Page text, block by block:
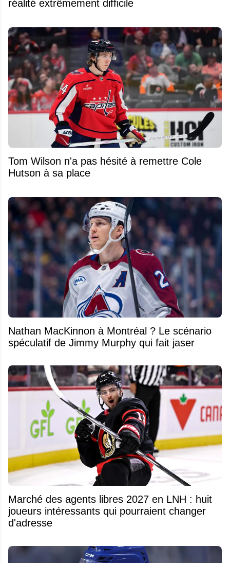
réalité extrêmement difficile
Tom Wilson n'a pas hésité à remettre Cole
Hutson à sa place
Nathan MacKinnon à Montréal ? Le scénario
spéculatif de Jimmy Murphy qui fait jaser
Marché des agents libres 2027 en LNH : huit
joueurs intéressants qui pourraient changer
d'adresse